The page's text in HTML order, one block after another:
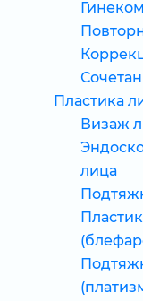
Пластика
Визаж
лица